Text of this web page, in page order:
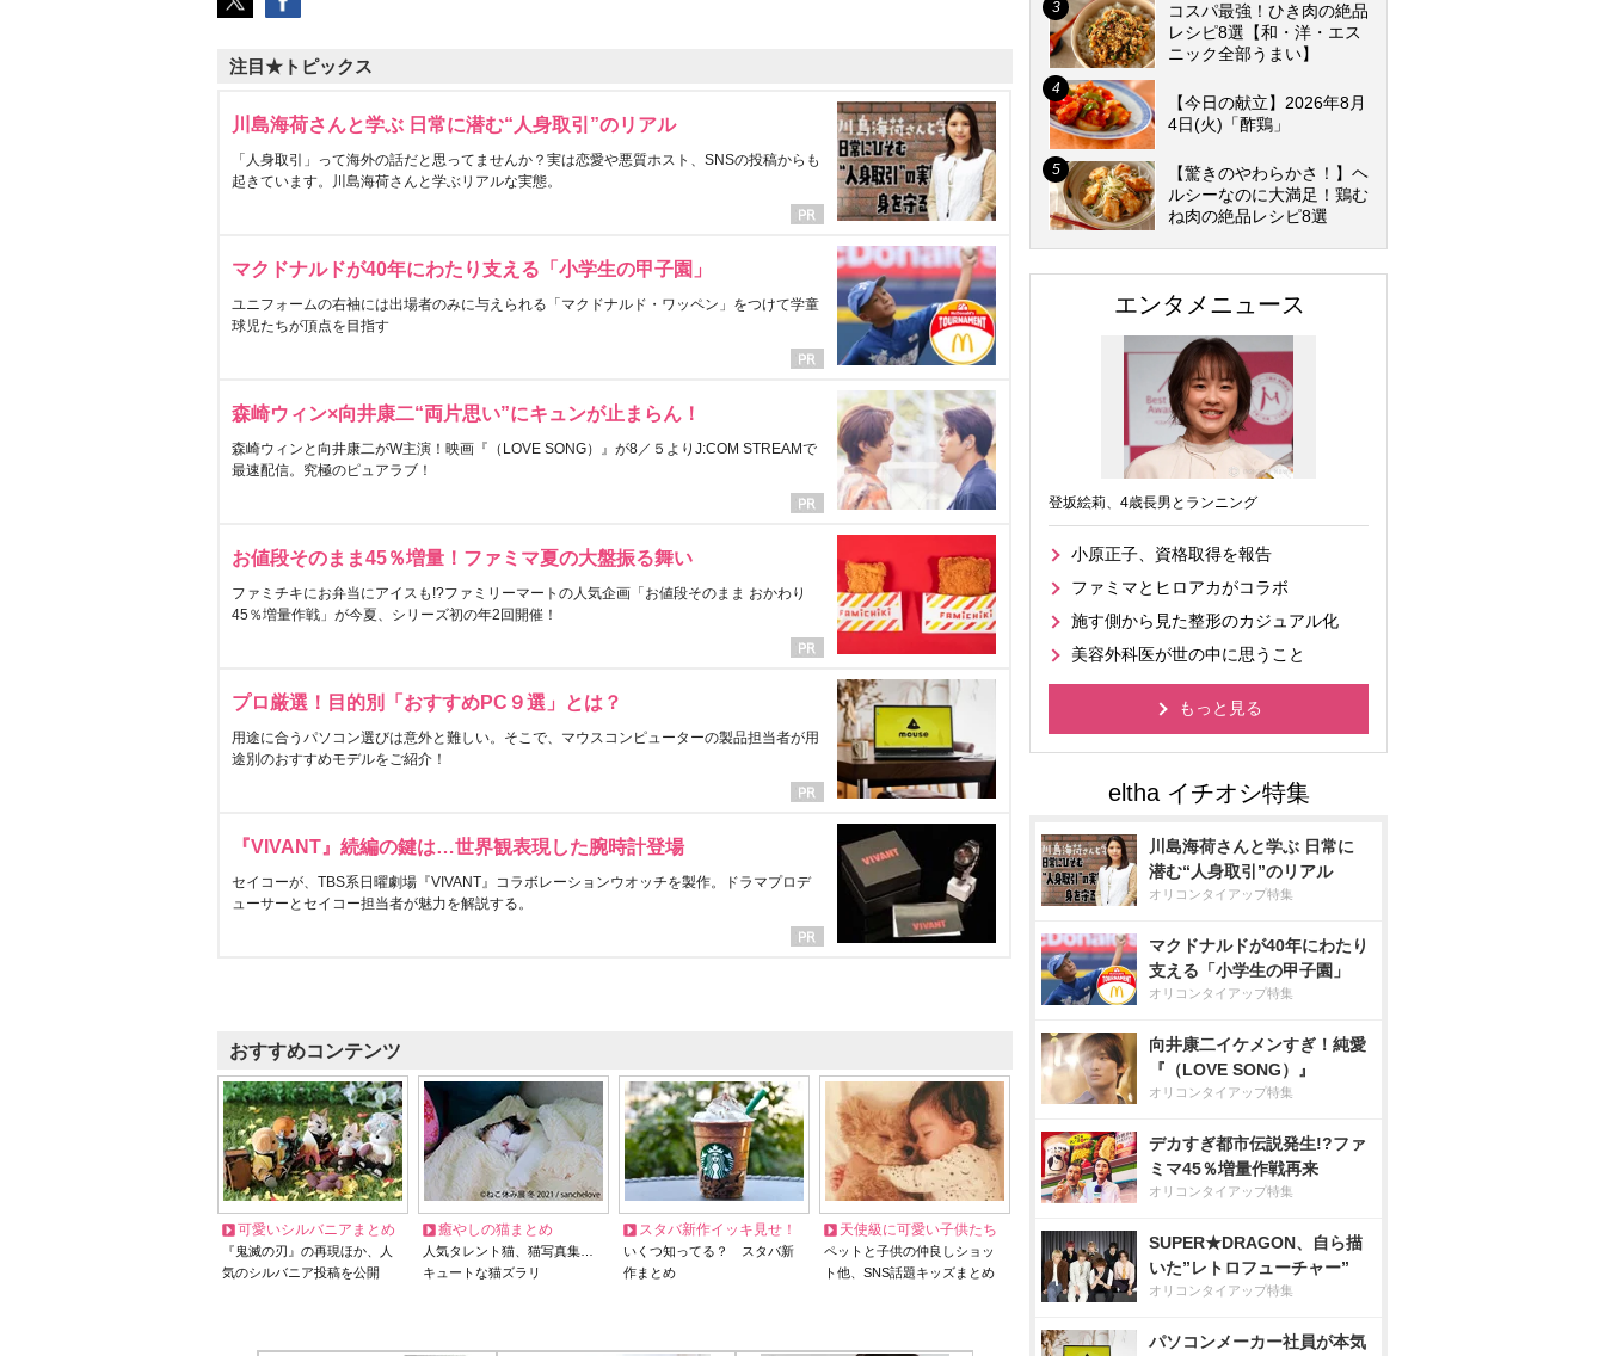
注目★トピックス
川島海荷さんと学ぶ 日常に潜む“人身取引”のリアル
「人身取引」って海外の話だと思ってませんか？実は恋愛や悪質ホスト、SNSの投稿からも
起きています。川島海荷さんと学ぶリアルな実態。
マクドナルドが40年にわたり支える「小学生の甲子園」
ユニフォームの右袖には出場者のみに与えられる「マクドナルド・ワッペン」をつけて学童
球児たちが頂点を目指す
森崎ウィン×向井康二“両片思い”にキュンが止まらん！
森崎ウィンと向井康二がW主演！映画『（LOVE SONG）』が8／５よりJ:COM STREAMで
最速配信。究極のピュアラブ！
お値段そのまま45％増量！ファミマ夏の大盤振る舞い
ファミチキにお弁当にアイスも!?ファミリーマートの人気企画「お値段そのまま おかわり
45％増量作戦」が今夏、シリーズ初の年2回開催！
プロ厳選！目的別「おすすめPC９選」とは？
用途に合うパソコン選びは意外と難しい。そこで、マウスコンピューターの製品担当者が用
途別のおすすめモデルをご紹介！
『VIVANT』続編の鍵は…世界観表現した腕時計登場
セイコーが、TBS系日曜劇場『VIVANT』コラボレーションウオッチを製作。ドラマプロデ
ューサーとセイコー担当者が魅力を解説する。
おすすめコンテンツ
可愛いシルバニアまとめ
『鬼滅の刃』の再現ほか、人
気のシルバニア投稿を公開
癒やしの猫まとめ
人気タレント猫、猫写真集…
キュートな猫ズラリ
スタバ新作イッキ見せ！
いくつ知ってる？ スタバ新
作まとめ
天使級に可愛い子供たち
ペットと子供の仲良しショッ
ト他、SNS話題キッズまとめ
コスパ最強！ひき肉の絶品
レシピ8選【和・洋・エス
ニック全部うまい】
【今日の献立】2026年8月
4日(火)「酢鶏」
【驚きのやわらかさ！】ヘ
ルシーなのに大満足！鶏む
ね肉の絶品レシピ8選
エンタメニュース
登坂絵莉、4歳長男とランニング
小原正子、資格取得を報告
ファミマとヒロアカがコラボ
施す側から見た整形のカジュアル化
美容外科医が世の中に思うこと
もっと見る
川島海荷さんと学ぶ 日常に
潜む“人身取引”のリアル
オリコンタイアップ特集
マクドナルドが40年にわたり
支える「小学生の甲子園」
オリコンタイアップ特集
向井康二イケメンすぎ！純愛
『（LOVE SONG）』
オリコンタイアップ特集
デカすぎ都市伝説発生!?ファ
ミマ45％増量作戦再来
オリコンタイアップ特集
SUPER★DRAGON、自ら描
いた”レトロフューチャー”
オリコンタイアップ特集
パソコンメーカー社員が本気